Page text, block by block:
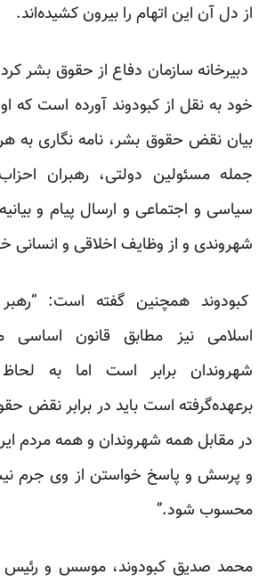
از دل آن این اتهام را بیرون کشیده‌اند.
دبیرخانه سازمان دفاع از حقوق بشر
خود به نقل از کبودوند آورده است که
بیان نقض حقوق بشر، نامه نگاری به
جمله مسئولین دولتی، رهبران
سیاسی و اجتماعی و ارسال پیام و
شهروندی و از وظایف اخلاقی و انسانی
کبودوند همچنین گفته است:
اسلامی نیز مطابق قانون اساسی
شهروندان برابر است اما به
برعهده‌گرفته است باید در برابر نقض
در مقابل همه شهروندان و همه مردم
و پرسش و پاسخ خواستن از وی جرم
محسوب شود.”
محمد صدیق کبودوند، موسس و رئیس